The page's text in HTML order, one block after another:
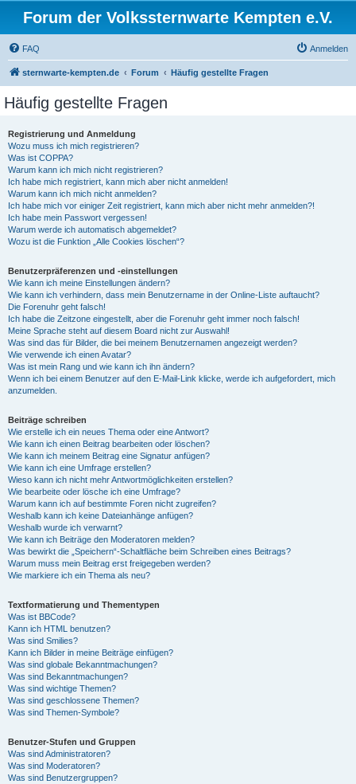
Forum der Volkssternwarte Kempten e.V.
FAQ Anmelden
sternwarte-kempten.de Forum Häufig gestellte Fragen
Häufig gestellte Fragen
Registrierung und Anmeldung
Wozu muss ich mich registrieren?
Was ist COPPA?
Warum kann ich mich nicht registrieren?
Ich habe mich registriert, kann mich aber nicht anmelden!
Warum kann ich mich nicht anmelden?
Ich habe mich vor einiger Zeit registriert, kann mich aber nicht mehr anmelden?!
Ich habe mein Passwort vergessen!
Warum werde ich automatisch abgemeldet?
Wozu ist die Funktion „Alle Cookies löschen“?
Benutzerpräferenzen und -einstellungen
Wie kann ich meine Einstellungen ändern?
Wie kann ich verhindern, dass mein Benutzername in der Online-Liste auftaucht?
Die Forenuhr geht falsch!
Ich habe die Zeitzone eingestellt, aber die Forenuhr geht immer noch falsch!
Meine Sprache steht auf diesem Board nicht zur Auswahl!
Was sind das für Bilder, die bei meinem Benutzernamen angezeigt werden?
Wie verwende ich einen Avatar?
Was ist mein Rang und wie kann ich ihn ändern?
Wenn ich bei einem Benutzer auf den E-Mail-Link klicke, werde ich aufgefordert, mich
anzumelden.
Beiträge schreiben
Wie erstelle ich ein neues Thema oder eine Antwort?
Wie kann ich einen Beitrag bearbeiten oder löschen?
Wie kann ich meinem Beitrag eine Signatur anfügen?
Wie kann ich eine Umfrage erstellen?
Wieso kann ich nicht mehr Antwortmöglichkeiten erstellen?
Wie bearbeite oder lösche ich eine Umfrage?
Warum kann ich auf bestimmte Foren nicht zugreifen?
Weshalb kann ich keine Dateianhänge anfügen?
Weshalb wurde ich verwarnt?
Wie kann ich Beiträge den Moderatoren melden?
Was bewirkt die „Speichern“-Schaltfläche beim Schreiben eines Beitrags?
Warum muss mein Beitrag erst freigegeben werden?
Wie markiere ich ein Thema als neu?
Textformatierung und Thementypen
Was ist BBCode?
Kann ich HTML benutzen?
Was sind Smilies?
Kann ich Bilder in meine Beiträge einfügen?
Was sind globale Bekanntmachungen?
Was sind Bekanntmachungen?
Was sind wichtige Themen?
Was sind geschlossene Themen?
Was sind Themen-Symbole?
Benutzer-Stufen und Gruppen
Was sind Administratoren?
Was sind Moderatoren?
Was sind Benutzergruppen?